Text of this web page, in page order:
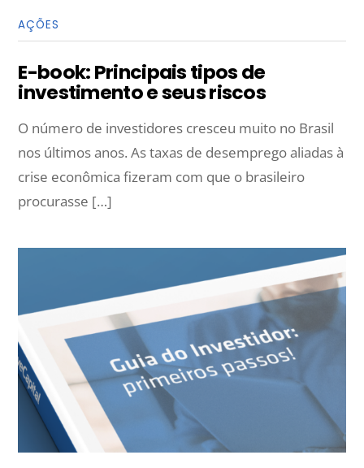
AÇÕES
E-book: Principais tipos de
investimento e seus riscos
O número de investidores cresceu muito no Brasil
nos últimos anos. As taxas de desemprego aliadas à
crise econômica fizeram com que o brasileiro
procurasse […]